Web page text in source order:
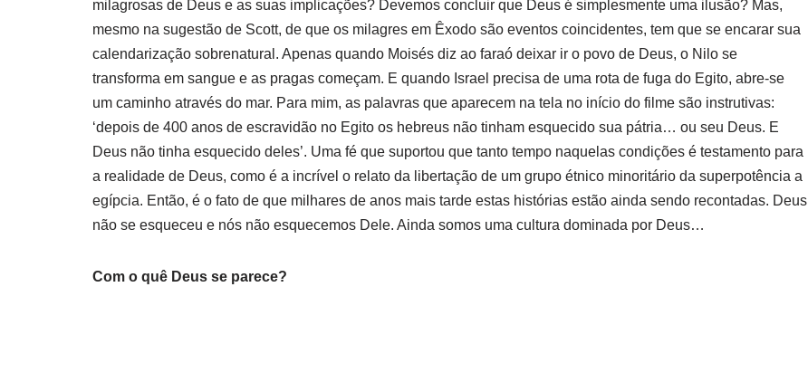
milagrosas de Deus e as suas implicações? Devemos concluir que Deus é simplesmente uma ilusão? Mas,
mesmo na sugestão de Scott, de que os milagres em Êxodo são eventos coincidentes, tem que se encarar sua
calendarização sobrenatural. Apenas quando Moisés diz ao faraó deixar ir o povo de Deus, o Nilo se
transforma em sangue e as pragas começam. E quando Israel precisa de uma rota de fuga do Egito, abre-se
um caminho através do mar. Para mim, as palavras que aparecem na tela no início do filme são instrutivas:
‘depois de 400 anos de escravidão no Egito os hebreus não tinham esquecido sua pátria… ou seu Deus. E
Deus não tinha esquecido deles’. Uma fé que suportou que tanto tempo naquelas condições é testamento para
a realidade de Deus, como é a incrível o relato da libertação de um grupo étnico minoritário da superpotência a
egípcia. Então, é o fato de que milhares de anos mais tarde estas histórias estão ainda sendo recontadas. Deus
não se esqueceu e nós não esquecemos Dele. Ainda somos uma cultura dominada por Deus…
Com o quê Deus se parece?